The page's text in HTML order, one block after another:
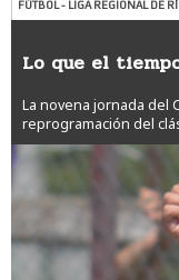
FÚTBOL - LIGA REGIONAL DE
Lo que el
La novena jornada del
reprogramación del